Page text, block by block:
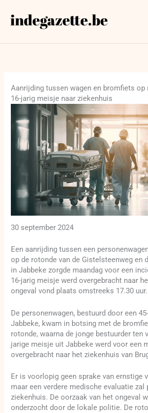
naar
Aanrijding tussen wagen en bromfiets op
16-jarig meisje naar ziekenhuis
30 september 2024
Een aanrijding tussen een
op de rotonde van de Gistelsteenweg en
in Jabbeke zorgde maandag voor een
16-jarig meisje werd overgebracht naar
ongeval vond plaats omstreeks 17.30 uur.
De personenwagen, bestuurd door een
Jabbeke, kwam in botsing met de
rotonde, waarna de jonge bestuurder ten
jarige meisje uit Jabbeke werd voor een
overgebracht naar het ziekenhuis van
Er is voorlopig geen sprake van ernstige
maar een verdere medische evaluatie
ziekenhuis. De oorzaak van het ongeval
onderzocht door de lokale politie. De